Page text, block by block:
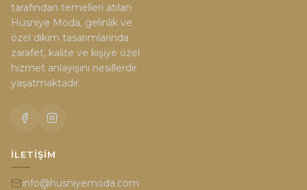
tarafından temelleri atılan
Hüsniye Moda, gelinlik ve
özel dikim tasarımlarında
zarafet, kalite ve kişiye özel
hizmet anlayışını nesillerdir
yaşatmaktadır.
İLETIŞIM
info@husniyemoda.com